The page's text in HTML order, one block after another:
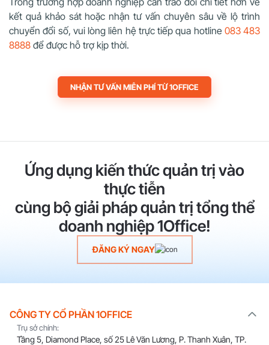
kết quả khảo sát hoặc nhận tư vấn chuyên sâu về lộ trình
chuyển đổi số, vui lòng liên hệ trực tiếp qua hotline 083 483
8888 để được hỗ trợ kịp thời.
NHẬN TƯ VẤN MIỄN PHÍ TỪ 1OFFICE
Ứng dụng kiến thức quản trị vào
thực tiễn
cùng bộ giải pháp quản trị tổng thể
doanh nghiệp 1Office!
ĐĂNG KÝ NGAY
CÔNG TY CỔ PHẦN 1OFFICE
Trụ sở chính:
Tầng 5, Diamond Place, số 25 Lê Văn Lương, P. Thanh Xuân, TP.